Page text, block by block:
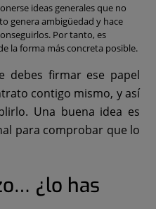
ideas generales que no
genera ambigüedad y hace
Por tanto, es
la forma más concreta posible.
debes firmar ese papel
contigo mismo, y así
Una buena idea es
para comprobar que lo
¿lo has